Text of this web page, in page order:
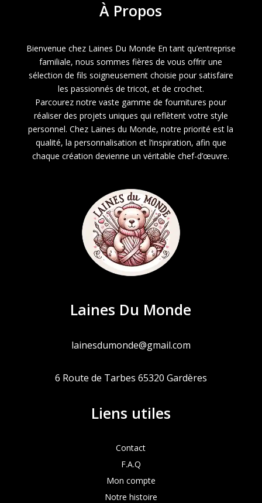
À Propos
Bienvenue chez Laines Du Monde En tant qu’entreprise
familiale, nous sommes fières de vous offrir une
sélection de fils soigneusement choisie pour satisfaire
les passionnés de tricot, et de crochet.
Parcourez notre vaste gamme de fournitures pour
réaliser des projets uniques qui reflètent votre style
personnel. Chez Laines du Monde, notre priorité est la
qualité, la personnalisation et l’inspiration, afin que
chaque création devienne un véritable chef-d’œuvre.
Laines Du Monde
lainesdumonde@gmail.com
6 Route de Tarbes 65320 Gardères
Liens utiles
Contact
F.A.Q
Mon compte
Notre histoire